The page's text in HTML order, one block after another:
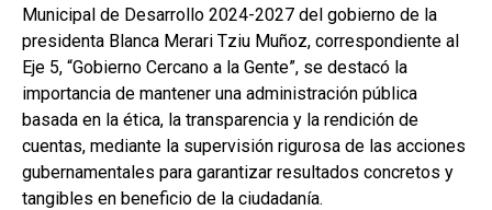
Municipal de Desarrollo 2024-2027 del gobierno de la
presidenta Blanca Merari Tziu Muñoz, correspondiente al
Eje 5, “Gobierno Cercano a la Gente”, se destacó la
importancia de mantener una administración pública
basada en la ética, la transparencia y la rendición de
cuentas, mediante la supervisión rigurosa de las acciones
gubernamentales para garantizar resultados concretos y
tangibles en beneficio de la ciudadanía.